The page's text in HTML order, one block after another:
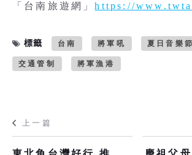
「台南旅遊網」https://
標籤 台南 將軍吼 夏日音樂節
交通管制 將軍漁港
上一篇